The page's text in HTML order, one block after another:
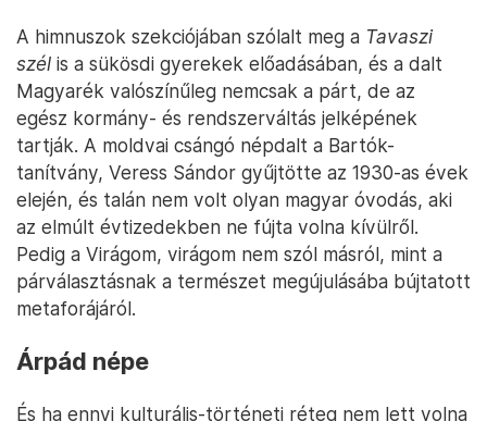
A himnuszok szekciójában szólalt meg a Tavaszi
szél is a sükösdi gyerekek előadásában, és a dalt
Magyarék valószínűleg nemcsak a párt, de az
egész kormány- és rendszerváltás jelképének
tartják. A moldvai csángó népdalt a Bartók-
tanítvány, Veress Sándor gyűjtötte az 1930-as évek
elején, és talán nem volt olyan magyar óvodás, aki
az elmúlt évtizedekben ne fújta volna kívülről.
Pedig a Virágom, virágom nem szól másról, mint a
párválasztásnak a természet megújulásába bújtatott
metaforájáról.
Árpád népe
És ha ennyi kulturális-történeti réteg nem lett volna